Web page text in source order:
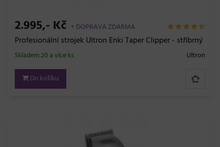
2.995,- Kč + DOPRAVA ZDARMA
Profesionální strojek Ultron Enki Taper Clipper - stříbrný
Ultron
Skladem 20 a více ks
Do košíku